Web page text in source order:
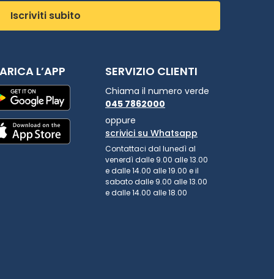
Iscriviti subito
L’APP SERVIZIO CLIENTI
Chiama il numero verde
045 7862000
oppure
scrivici su Whatsapp
Contattaci dal lunedì al
venerdì dalle 9.00 alle 13.00
e dalle 14.00 alle 19.00 e il
sabato dalle 9.00 alle 13.00
e dalle 14.00 alle 18.00